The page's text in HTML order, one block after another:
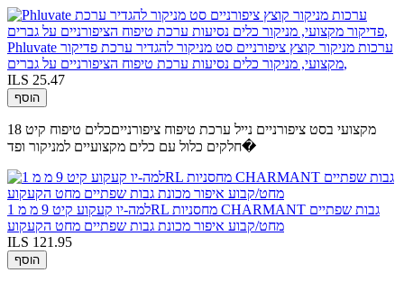
Phluvate ערכות מניקור קוצץ ציפורניים סט מניקור להגדיר ערכת פדיקור
מקצועי, מניקור כלים נסיעות ערכת טיפוח הציפורניים על גברים,
ILS 25.47
הוסף
מקצועי בסט ציפורניים נייל ערכת טיפוח ציפורנייםכלים טיפוח קיט 18
חלקים כלול עם כלים מקצועיים למניקור ופד�
למה-יו קעקוע קיט 9 מ מ 1RL מחסניות CHARMANT גבות שפתיים
מחט/קבוע איפור מכונת גבות שפתיים מחט הקעקוע
ILS 121.95
הוסף